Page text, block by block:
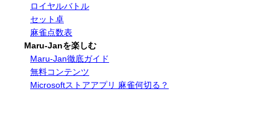
ロイヤルバトル
セット卓
麻雀点数表
Maru-Janを楽しむ
Maru-Jan徹底ガイド
無料コンテンツ
Microsoftストアアプリ 麻雀何切る？